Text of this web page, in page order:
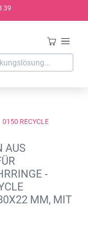
39
0150 RECYCLE
AUS
-
MM, MIT